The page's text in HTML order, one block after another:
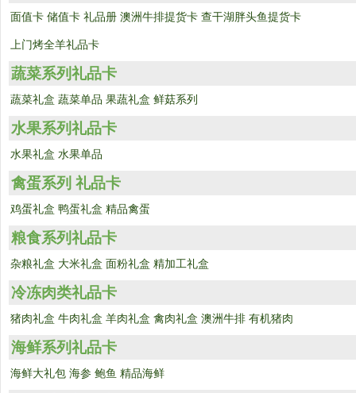
面值卡 储值卡 礼品册 澳洲牛排提货卡 查干湖胖头鱼提货卡
上门烤全羊礼品卡
蔬菜系列礼品卡
蔬菜礼盒 蔬菜单品 果蔬礼盒 鲜菇系列
水果系列礼品卡
水果礼盒 水果单品
禽蛋系列 礼品卡
鸡蛋礼盒 鸭蛋礼盒 精品禽蛋
粮食系列礼品卡
杂粮礼盒 大米礼盒 面粉礼盒 精加工礼盒
冷冻肉类礼品卡
猪肉礼盒 牛肉礼盒 羊肉礼盒 禽肉礼盒 澳洲牛排 有机猪肉
海鲜系列礼品卡
海鲜大礼包 海参 鲍鱼 精品海鲜